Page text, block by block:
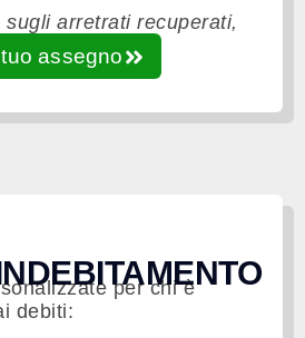
sugli arretrati recuperati,
assegno
per chi è
debiti: